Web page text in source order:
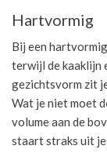
Hartvormig
Bij een
terwijl de kaaklijn
gezichtsvorm zit
Wat je niet moet
volume aan de
staart straks uit